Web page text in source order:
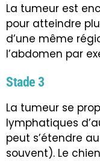
La tumeur est
pour atteindre
d’une même
l’abdomen par
Stade 3
La tumeur se
lymphatiques
peut s’étendre
souvent). Le